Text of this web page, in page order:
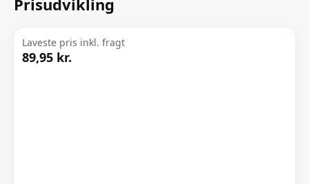
Prisudvikling
Laveste pris inkl. fragt
89,95 kr.